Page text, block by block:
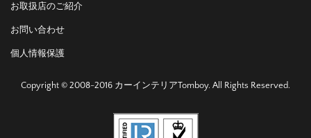
お取扱店のご紹介
お問い合わせ
個人情報保護
Copyright © 2008-2016 カーインテリアTomboy. All Rights Reserved.